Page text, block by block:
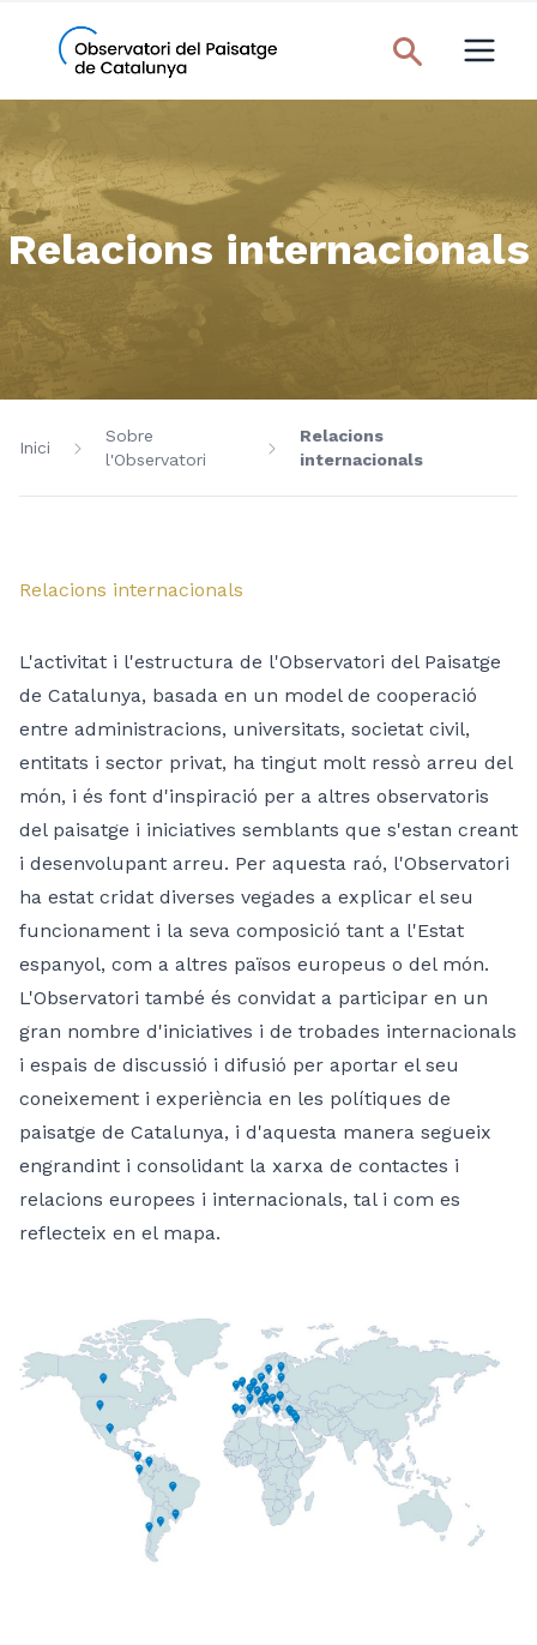
Relacions internacionals
Inici
Sobre
l'Observatori
Relacions
internacionals
Relacions internacionals
L'activitat i l'estructura de l'Observatori del Paisatge
de Catalunya, basada en un model de cooperació
entre administracions, universitats, societat civil,
entitats i sector privat, ha tingut molt ressò arreu del
món, i és font d'inspiració per a altres observatoris
del paisatge i iniciatives semblants que s'estan creant
i desenvolupant arreu. Per aquesta raó, l'Observatori
ha estat cridat diverses vegades a explicar el seu
funcionament i la seva composició tant a l'Estat
espanyol, com a altres països europeus o del món.
L'Observatori també és convidat a participar en un
gran nombre d'iniciatives i de trobades internacionals
i espais de discussió i difusió per aportar el seu
coneixement i experiència en les polítiques de
paisatge de Catalunya, i d'aquesta manera segueix
engrandint i consolidant la xarxa de contactes i
relacions europees i internacionals, tal i com es
reflecteix en el mapa.